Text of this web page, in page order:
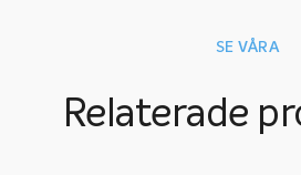
SE VÅRA
Relaterade